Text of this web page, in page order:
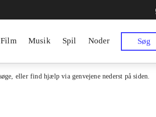
Film Musik Spil Noder Søg
eller find hjælp via genvejene nederst på siden.